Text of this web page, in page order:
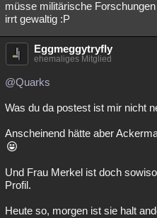
müsse militärische
irrt gewaltig :P
Eggmeggytryfly
ehemaliges Mitglied
@Quarks
Was du da postest ist mir nicht
Anscheinend hätte aber
Und Frau Merkel ist doch
Profil.
Heute so, morgen ist sie halt